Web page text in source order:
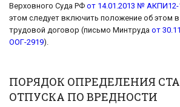
Верховного Суда РФ от 14.01.2013 № АКПИ12-
этом следует включить положение об этом
трудовой договор (письмо Минтруда от
ООГ-2919).
ПОРЯДОК ОПРЕДЕЛЕНИЯ
ОТПУСКА ПО ВРЕДНОСТИ